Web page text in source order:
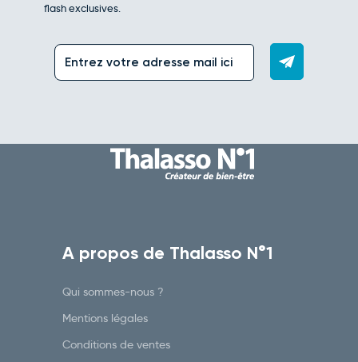
flash exclusives.
A propos de Thalasso N°1
Qui sommes-nous ?
Mentions légales
Conditions de ventes